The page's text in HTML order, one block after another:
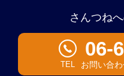
さんつね
TEL
06-
お問い合